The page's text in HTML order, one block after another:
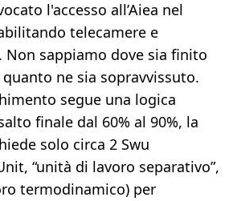
l'accesso all’Aiea nel
telecamere e
sappiamo dove sia finito
ne sia sopravvissuto.
segue una logica
finale dal 60% al 90%, la
solo circa 2 Swu
“unità di lavoro separativo”,
termodinamico) per